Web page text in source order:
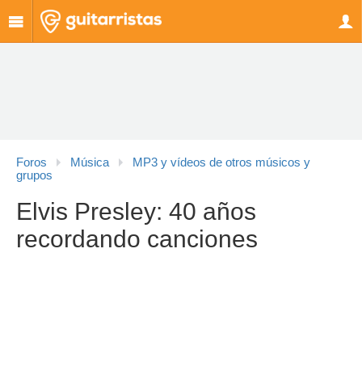
Foros Música
MP3 y vídeos de otros músicos y
grupos
Elvis Presley: 40 años
recordando canciones